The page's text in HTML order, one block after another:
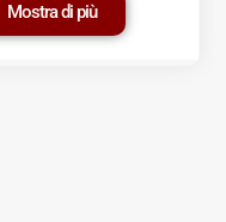
Mostra di più